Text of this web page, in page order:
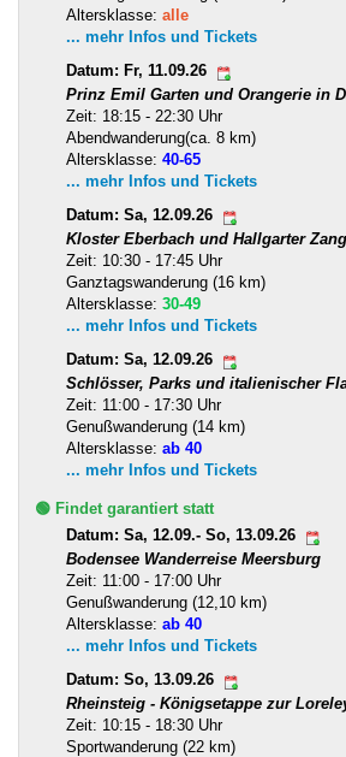
Altersklasse: alle
... mehr Infos und Tickets
Datum: Fr, 11.09.26
Prinz Emil Garten und Orangerie in
Zeit: 18:15 - 22:30 Uhr
Abendwanderung(ca. 8 km)
Altersklasse: 40-65
... mehr Infos und Tickets
Datum: Sa, 12.09.26
Kloster Eberbach und Hallgarter
Zeit: 10:30 - 17:45 Uhr
Ganztagswanderung (16 km)
Altersklasse: 30-49
... mehr Infos und Tickets
Datum: Sa, 12.09.26
Schlösser, Parks und italienischer
Zeit: 11:00 - 17:30 Uhr
Genußwanderung (14 km)
Altersklasse: ab 40
... mehr Infos und Tickets
🟢 Findet garantiert statt
Datum: Sa, 12.09.- So, 13.09.26
Bodensee Wanderreise Meersburg
Zeit: 11:00 - 17:00 Uhr
Genußwanderung (12,10 km)
Altersklasse: ab 40
... mehr Infos und Tickets
Datum: So, 13.09.26
Rheinsteig - Königsetappe zur
Zeit: 10:15 - 18:30 Uhr
Sportwanderung (22 km)